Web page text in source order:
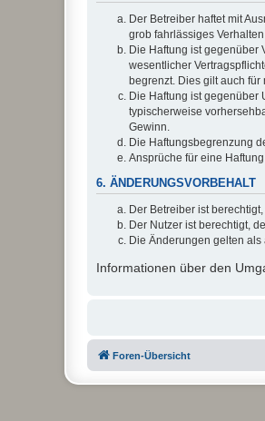
Der Betreiber haftet mit
grob fahrlässiges
Die Haftung ist gegenüber
wesentlicher
begrenzt. Dies gilt auch
Die Haftung ist gegenüber
typischerweise
Gewinn.
Die Haftungsbegrenzung
Ansprüche für eine
6. ÄNDERUNGSVORBEHALT
Der Betreiber ist
Der Nutzer ist berechtigt,
Die Änderungen gelten
Informationen über den
Foren-Übersicht